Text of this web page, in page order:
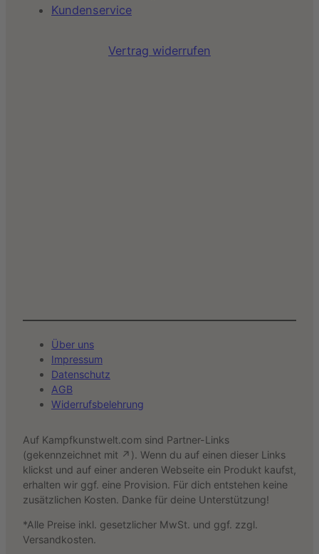
Kundenservice
Vertrag widerrufen
Über uns
Impressum
Datenschutz
AGB
Widerrufsbelehrung
Auf Kampfkunstwelt.com sind Partner-Links
(gekennzeichnet mit ↗). Wenn du auf einen dieser Links
klickst und auf einer anderen Webseite ein Produkt kaufst,
erhalten wir ggf. eine Provision. Für dich entstehen keine
zusätzlichen Kosten. Danke für deine Unterstützung!
*Alle Preise inkl. gesetzlicher MwSt. und ggf. zzgl.
Versandkosten.